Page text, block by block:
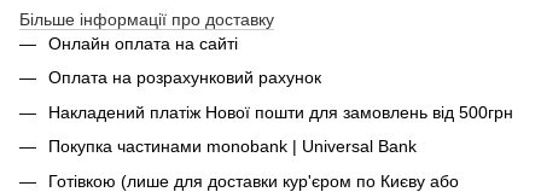
Більше інформації про доставку
Онлайн оплата на сайті
Оплата на розрахунковий рахунок
Накладений платіж Нової пошти для замовлень від 500грн
Покупка частинами monobank | Universal Bank
Готівкою (лише для доставки кур'єром по Києву або